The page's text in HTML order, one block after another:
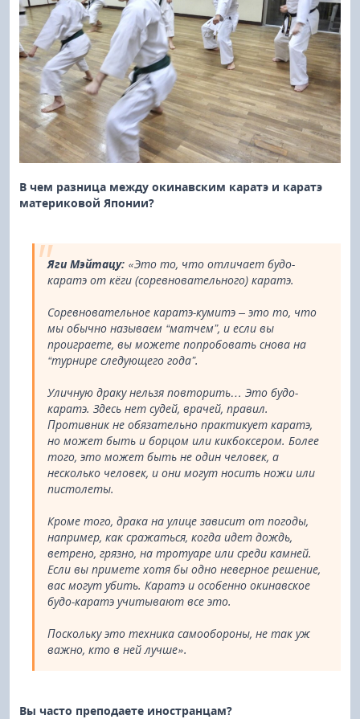
В чем разница между окинавским каратэ и каратэ
материковой Японии?
Яги Мэйтацу: «Это то, что отличает будо-
каратэ от кёги (соревновательного) каратэ.
Соревновательное каратэ-кумитэ – это то, что
мы обычно называем “матчем”, и если вы
проиграете, вы можете попробовать снова на
“турнире следующего года”.
Уличную драку нельзя повторить… Это будо-
каратэ. Здесь нет судей, врачей, правил.
Противник не обязательно практикует каратэ,
но может быть и борцом или кикбоксером. Более
того, это может быть не один человек, а
несколько человек, и они могут носить ножи или
пистолеты.
Кроме того, драка на улице зависит от погоды,
например, как сражаться, когда идет дождь,
ветрено, грязно, на тротуаре или среди камней.
Если вы примете хотя бы одно неверное решение,
вас могут убить. Каратэ и особенно окинавское
будо-каратэ учитывают все это.
Поскольку это техника самообороны, не так уж
важно, кто в ней лучше».
Вы часто преподаете иностранцам?